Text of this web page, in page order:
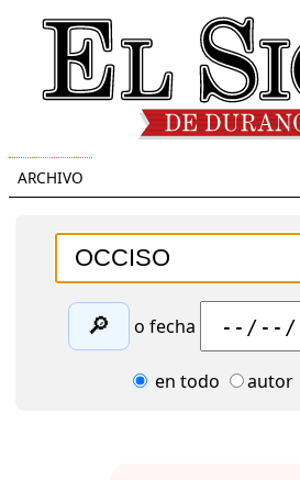
ARCHIVO
🔎 o fecha
en todo autor